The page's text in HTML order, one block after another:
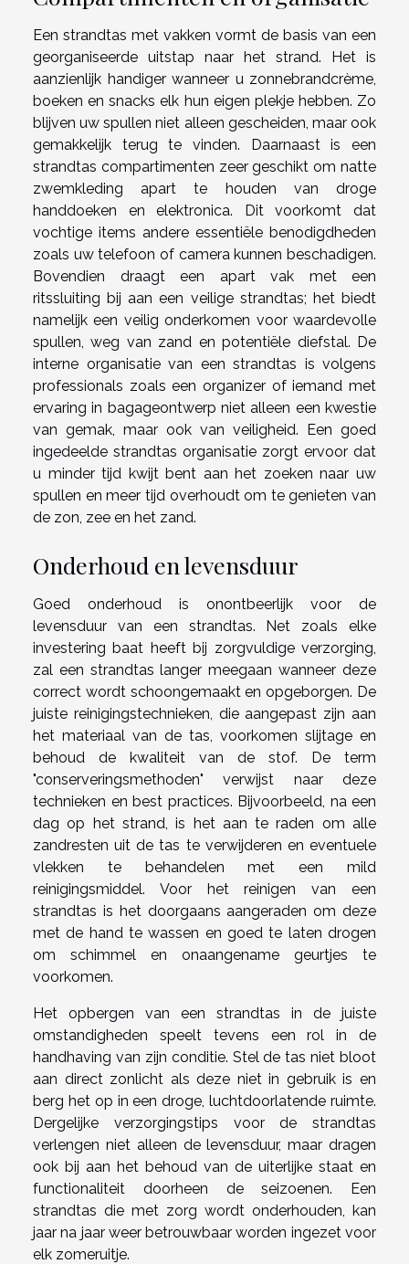
Een strandtas met vakken vormt de basis van een
georganiseerde uitstap naar het strand. Het is
aanzienlijk handiger wanneer u zonnebrandcrème,
boeken en snacks elk hun eigen plekje hebben. Zo
blijven uw spullen niet alleen gescheiden, maar ook
gemakkelijk terug te vinden. Daarnaast is een
strandtas compartimenten zeer geschikt om natte
zwemkleding apart te houden van droge
handdoeken en elektronica. Dit voorkomt dat
vochtige items andere essentiële benodigdheden
zoals uw telefoon of camera kunnen beschadigen.
Bovendien draagt een apart vak met een
ritssluiting bij aan een veilige strandtas; het biedt
namelijk een veilig onderkomen voor waardevolle
spullen, weg van zand en potentiële diefstal. De
interne organisatie van een strandtas is volgens
professionals zoals een organizer of iemand met
ervaring in bagageontwerp niet alleen een kwestie
van gemak, maar ook van veiligheid. Een goed
ingedeelde strandtas organisatie zorgt ervoor dat
u minder tijd kwijt bent aan het zoeken naar uw
spullen en meer tijd overhoudt om te genieten van
de zon, zee en het zand.
Onderhoud en levensduur
Goed onderhoud is onontbeerlijk voor de
levensduur van een strandtas. Net zoals elke
investering baat heeft bij zorgvuldige verzorging,
zal een strandtas langer meegaan wanneer deze
correct wordt schoongemaakt en opgeborgen. De
juiste reinigingstechnieken, die aangepast zijn aan
het materiaal van de tas, voorkomen slijtage en
behoud de kwaliteit van de stof. De term
"conserveringsmethoden" verwijst naar deze
technieken en best practices. Bijvoorbeeld, na een
dag op het strand, is het aan te raden om alle
zandresten uit de tas te verwijderen en eventuele
vlekken te behandelen met een mild
reinigingsmiddel. Voor het reinigen van een
strandtas is het doorgaans aangeraden om deze
met de hand te wassen en goed te laten drogen
om schimmel en onaangename geurtjes te
voorkomen.
Het opbergen van een strandtas in de juiste
omstandigheden speelt tevens een rol in de
handhaving van zijn conditie. Stel de tas niet bloot
aan direct zonlicht als deze niet in gebruik is en
berg het op in een droge, luchtdoorlatende ruimte.
Dergelijke verzorgingstips voor de strandtas
verlengen niet alleen de levensduur, maar dragen
ook bij aan het behoud van de uiterlijke staat en
functionaliteit doorheen de seizoenen. Een
strandtas die met zorg wordt onderhouden, kan
jaar na jaar weer betrouwbaar worden ingezet voor
elk zomeruitje.